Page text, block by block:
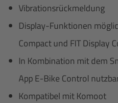
Vibrationsrückmeldung
Display-Funktionen
Compact und FIT Display
In Kombination mit dem
App E-Bike Control
Kompatibel mit Komoot